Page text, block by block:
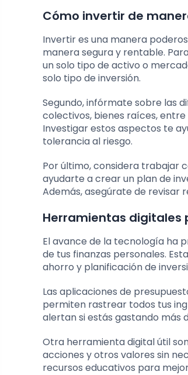
Cómo invertir de
Invertir es una manera
manera segura y rentable.
un solo tipo de activo o
solo tipo de inversión.
Segundo, infórmate sobre las
colectivos, bienes raíces,
Investigar estos aspectos te
tolerancia al riesgo.
Por último, considera trabajar
ayudarte a crear un plan de
Además, asegúrate de revisar
Herramientas digitales
El avance de la tecnología ha
de tus finanzas personales.
ahorro y planificación de
Las aplicaciones de
permiten rastrear todos tus
alertan si estás gastando más
Otra herramienta digital útil
acciones y otros valores sin
recursos educativos para